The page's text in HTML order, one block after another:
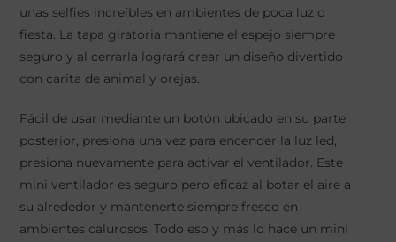
unas selfies increíbles en ambientes de poca luz o
fiesta. La tapa giratoria mantiene el espejo siempre
seguro y al cerrarla logrará crear un diseño divertido
con carita de animal y orejas.
Fácil de usar mediante un botón ubicado en su parte
posterior, presiona una vez para encender la luz led,
presiona nuevamente para activar el ventilador. Este
mini ventilador es seguro pero eficaz al botar el aire a
su alrededor y mantenerte siempre fresco en
ambientes calurosos. Todo eso y más lo hace un mini